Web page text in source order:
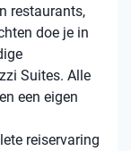
restaurants,
doe je in
Suites. Alle
een eigen
reiservaring